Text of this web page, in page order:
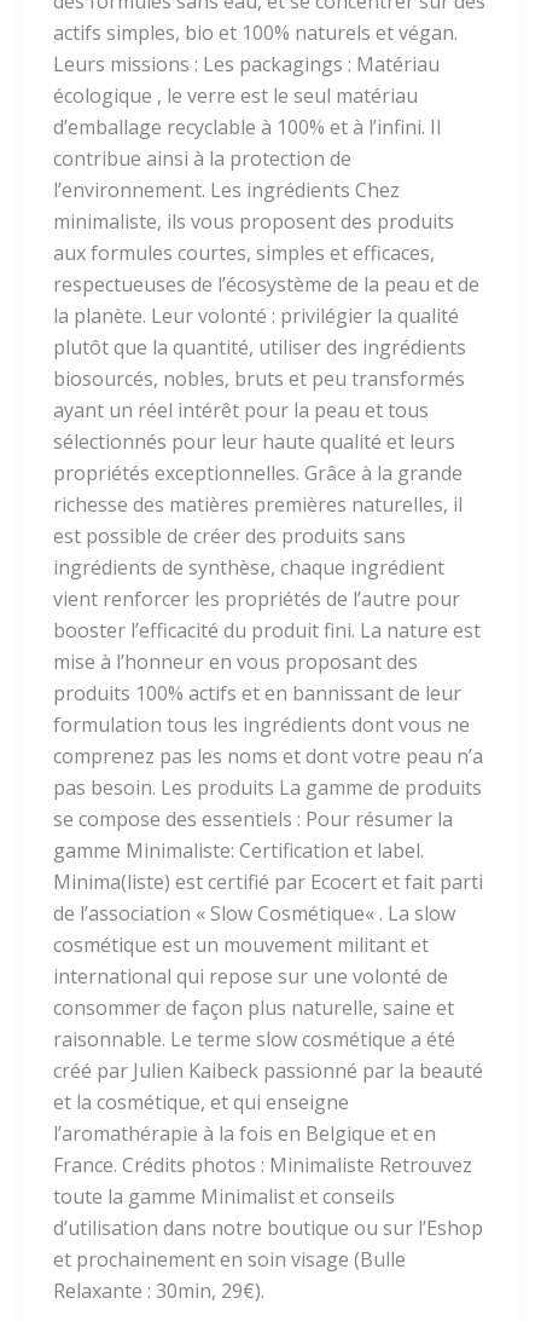
actifs simples, bio et 100% naturels et végan.
Leurs missions : Les packagings : Matériau
écologique , le verre est le seul matériau
d’emballage recyclable à 100% et à l’infini. Il
contribue ainsi à la protection de
l’environnement. Les ingrédients Chez
minimaliste, ils vous proposent des produits
aux formules courtes, simples et efficaces,
respectueuses de l’écosystème de la peau et de
la planète. Leur volonté : privilégier la qualité
plutôt que la quantité, utiliser des ingrédients
biosourcés, nobles, bruts et peu transformés
ayant un réel intérêt pour la peau et tous
sélectionnés pour leur haute qualité et leurs
propriétés exceptionnelles. Grâce à la grande
richesse des matières premières naturelles, il
est possible de créer des produits sans
ingrédients de synthèse, chaque ingrédient
vient renforcer les propriétés de l’autre pour
booster l’efficacité du produit fini. La nature est
mise à l’honneur en vous proposant des
produits 100% actifs et en bannissant de leur
formulation tous les ingrédients dont vous ne
comprenez pas les noms et dont votre peau n’a
pas besoin. Les produits La gamme de produits
se compose des essentiels : Pour résumer la
gamme Minimaliste: Certification et label.
Minima(liste) est certifié par Ecocert et fait parti
de l’association « Slow Cosmétique« . La slow
cosmétique est un mouvement militant et
international qui repose sur une volonté de
consommer de façon plus naturelle, saine et
raisonnable. Le terme slow cosmétique a été
créé par Julien Kaibeck passionné par la beauté
et la cosmétique, et qui enseigne
l’aromathérapie à la fois en Belgique et en
France. Crédits photos : Minimaliste Retrouvez
toute la gamme Minimalist et conseils
d’utilisation dans notre boutique ou sur l’Eshop
et prochainement en soin visage (Bulle
Relaxante : 30min, 29€).